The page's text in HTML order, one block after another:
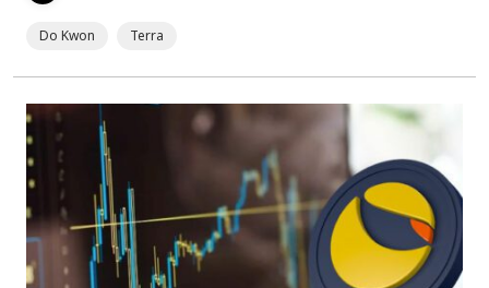
Do Kwon Terra